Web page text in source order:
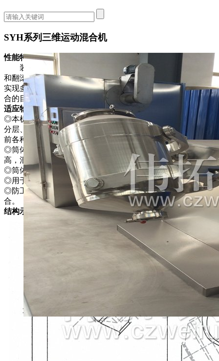
SYH系列三维运动混合机
性能特点
装料的筒体在主动轴的带动下，作周而复始的平移、转动
和翻滚等复合运动，促使物料沿着筒体作三向复台运动，从而
实现多种物料的互相流动、扩散、积聚、掺杂．以达到均匀混
合的目的。
适应物料
◎本机混合筒多方向运动，物料无离心力作用，无比重偏析及
分层、积聚现象，各组分可有悬殊的重量比，混合率高，是目
前各种混合 机中较理想产品。
◎筒体装料率大，^高可达90％(普通混台机仅为50％)，效率
高，混合时间短。
◎筒体的各处为圆弧过渡，经过精密抛光处理。
◎用于制药、化工、食品、轻工、电子、机械、矿冶、国
◎防工业以及各种科研单位的粉状、颗粒状物料的高均匀度混
合。
结构示意图